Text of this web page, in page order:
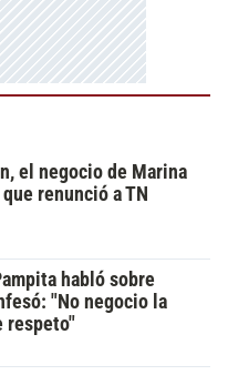
el negocio de Marina
renunció a TN
habló sobre
"No negocio la
respeto"